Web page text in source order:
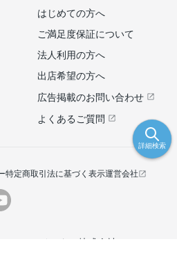
詳細検索
はじめての方へ
ご満足度保証について
法人利用の方へ
出店希望の方へ
広告掲載のお問い合わせ
よくあるご質問
特定商取引法に基づく表示運営会社